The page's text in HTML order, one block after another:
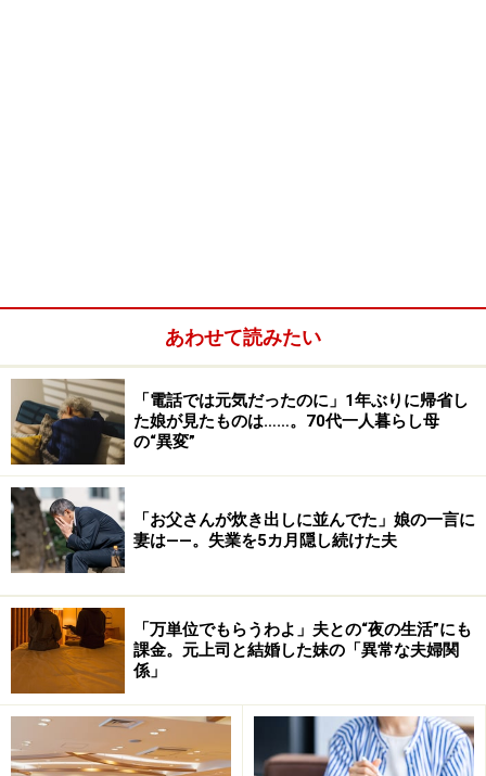
「母に聞いたら、洗濯も食事も母任せ。すごくケチなの
で、うちの子たちはお年玉ひとつもらったことがない。
あわせて読みたい
「電話では元気だったのに」1年ぶりに帰省し
た娘が見たものは……。70代一人暮らし母
の“異変”
「お父さんが炊き出しに並んでた」娘の一言に
妻は――。失業を5カ月隠し続けた夫
「万単位でもらうわよ」夫との“夜の生活”にも
課金。元上司と結婚した妹の「異常な夫婦関
係」